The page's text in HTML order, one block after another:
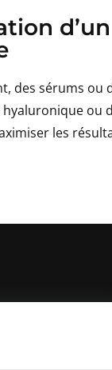
des sérums ou
hyaluronique ou
les